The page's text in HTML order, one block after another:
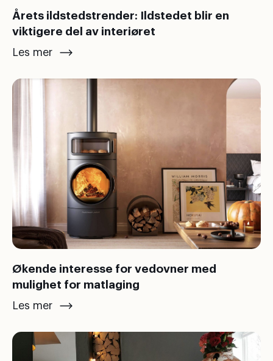
Årets ildstedstrender: Ildstedet blir en
viktigere del av interiøret
Les mer
Økende interesse for vedovner med
mulighet for matlaging
Les mer